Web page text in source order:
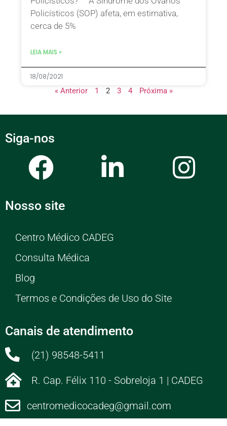
Policísticos (SOP) afeta, em estimativa,
cerca de 5%
LEIA MAIS »
18/08/2021
« Anterior 1 2 3 4 Próxima »
Siga-nos
Nosso site
Centro Médico CADEG
Consulta Médica
Blog
Termos e Condições de Uso do Site
Canais de atendimento
(21) 98548-5411
R. Cap. Félix 110 - Sobreloja 1 | CADEG
centromedicocadeg@gmail.com